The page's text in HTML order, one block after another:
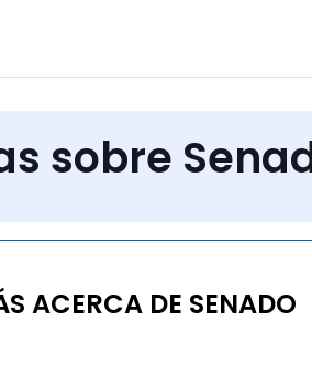
sobre
ACERCA DE SENADO